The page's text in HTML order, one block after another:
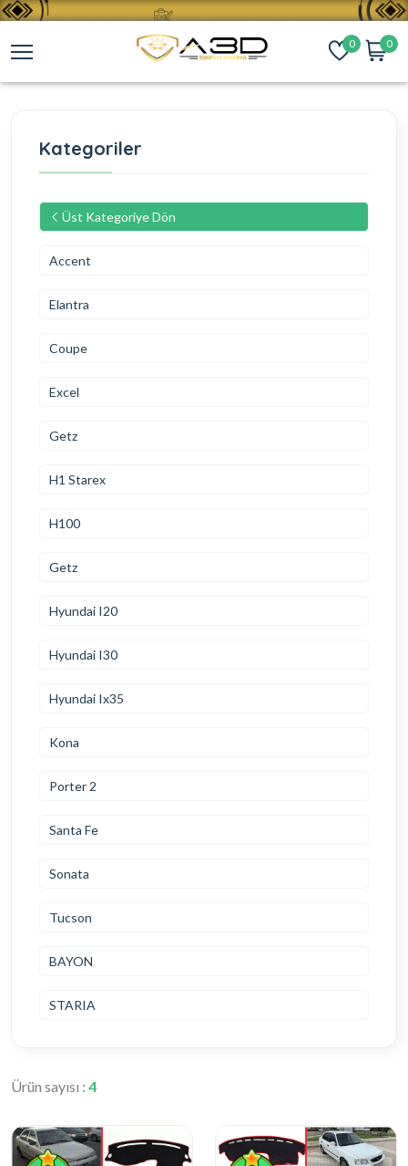
0 0
Kategoriler
Üst Kategoriye Dön
Accent
Elantra
Coupe
Excel
Getz
H1 Starex
H100
Getz
Hyundai I20
Hyundai I30
Hyundai Ix35
Kona
Porter 2
Santa Fe
Sonata
Tucson
BAYON
STARIA
Ürün sayısı : 4